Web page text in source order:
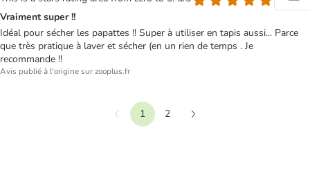
Vraiment super !!
Idéal pour sécher les papattes !! Super à utiliser en tapis aussi... Parce
que très pratique à laver et sécher (en un rien de temps . Je
recommande !!
Avis publié à l'origine sur zooplus.fr
Précédent
1
2